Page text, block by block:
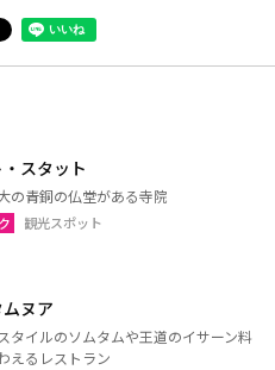
スタット
の青銅の仏堂がある寺院
観光スポット
ヌア
タイルのソムタムや王道のイサーン料
えるレストラン